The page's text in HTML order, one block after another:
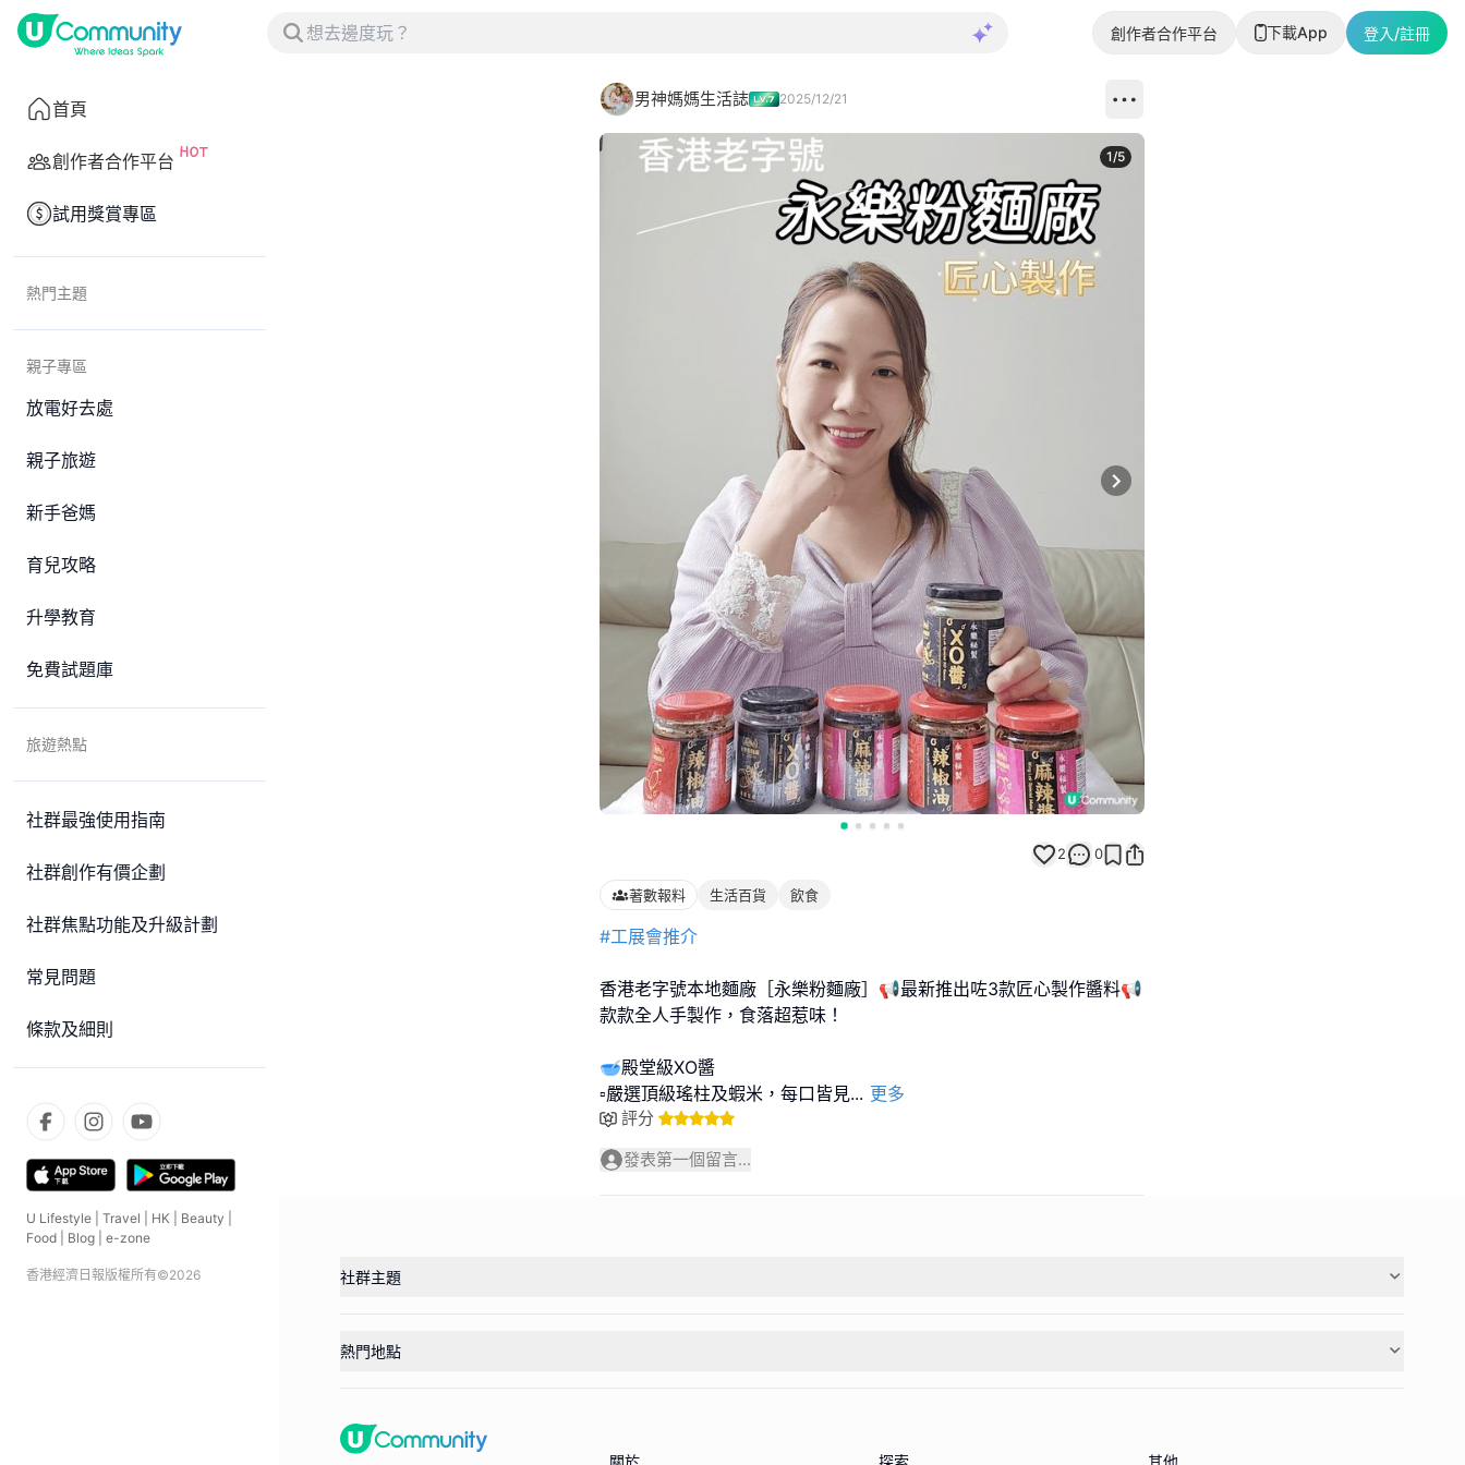
創作者合作平台 下載App 登入/註冊
首頁
創作者合作平台
試用獎賞專區
熱門主題
親子專區
放電好去處
親子旅遊
新手爸媽
育兒攻略
升學教育
免費試題庫
旅遊熱點
社群最強使用指南
社群創作有價企劃
社群焦點功能及升級計劃
常見問題
條款及細則
U Lifestyle Travel HK Beauty
Food
Blog e-zone
香港經濟日報版權所有©2026
男神媽媽生活誌 2025/12/21
Next slide
1/5
2 0
著數報料 生活百貨 飲食
#工展會推介
香港老字號本地麵廠［永樂粉麵廠］📢最新推出咗3款匠心製作醬料📢
款款全人手製作，食落超惹味！
🥣殿堂級XO醬
▫️嚴選頂級瑤柱及蝦米，每口皆見... 更多
評分
發表第一個留言...
社群主題
熱門地點
關於 探索 其他